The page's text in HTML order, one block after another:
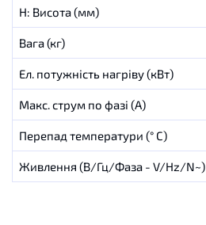
H: Висота(мм)
Вага (кг)
Ел. потужність нагріву(кВт)
Макс.струм по фазі (А)
Перепад температури (° C)
Живлення (В/Гц/Фаза - V/Hz/N~)